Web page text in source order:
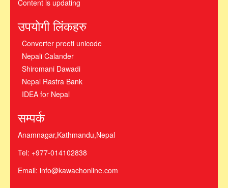
Content is updating
उपयोगी लिंकहरु
Converter preeti unicode
Nepali Calander
Shiromani Dawadi
Nepal Rastra Bank
IDEA for Nepal
सम्पर्क
Anamnagar,Kathmandu,Nepal
Tel: +977-014102838
Email: info@kawachonline.com